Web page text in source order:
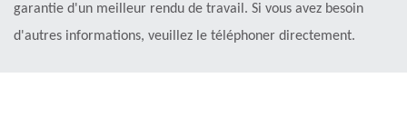
garantie d'un meilleur rendu de travail. Si vous avez besoin
d'autres informations, veuillez le téléphoner directement.